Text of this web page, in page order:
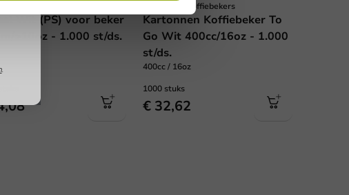
Wit (PS) voor beker
>10oz - 1.000 st/ds.
Kartonnen Koffiebekers
Kartonnen Koffiebeker To
Go Wit 400cc/16oz - 1.000
st/ds.
400cc / 16oz
1000 stuks
€ 32,62
.